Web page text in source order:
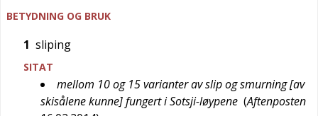
BETYDNING OG BRUK
1 sliping
SITAT
mellom 10 og 15 varianter av slip og smurning [av
skisålene kunne] fungert i Sotsji-løypene (Aftenposten